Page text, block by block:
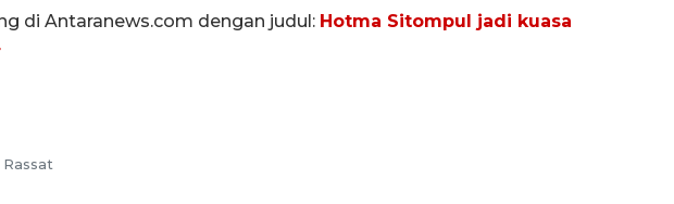
di Antaranews.com dengan judul: Hotma Sitompul jadi kuasa
Rassat